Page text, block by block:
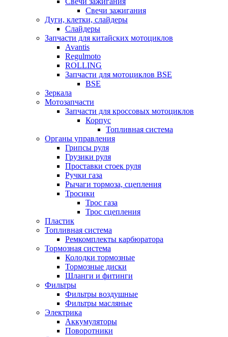
Свечи зажигания
Дуги, клетки, слайдеры
Слайдеры
Запчасти для китайских мотоциклов
Avantis
Regulmoto
ROLLING
Запчасти для мотоциклов BSE
BSE
Зеркала
Мотозапчасти
Запчасти для кроссовых мотоциклов
Корпус
Топливная система
Органы управления
Грипсы руля
Грузики руля
Проставки стоек руля
Ручки газа
Рычаги тормоза, сцепления
Тросики
Трос газа
Трос сцепления
Пластик
Топливная система
Ремкомплекты карбюратора
Тормозная система
Колодки тормозные
Тормозные диски
Шланги и фитинги
Фильтры
Фильтры воздушные
Фильтры масляные
Электрика
Аккумуляторы
Поворотники